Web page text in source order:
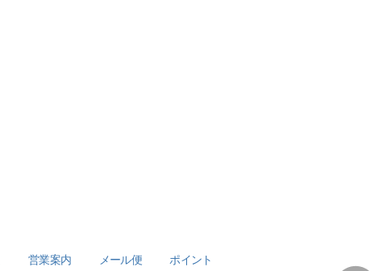
営業案内 メール便 ポイント